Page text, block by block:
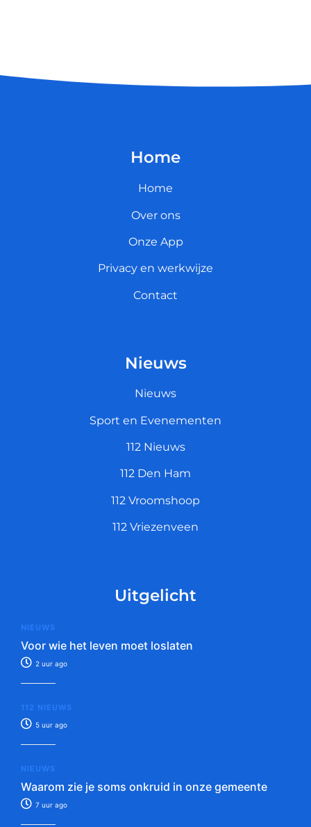
Home
Home
Over ons
Onze App
Privacy en werkwijze
Contact
Nieuws
Nieuws
Sport en Evenementen
112 Nieuws
112 Den Ham
112 Vroomshoop
112 Vriezenveen
Uitgelicht
NIEUWS
Voor wie het leven moet loslaten
2 uur ago
112 NIEUWS
5 uur ago
NIEUWS
Waarom zie je soms onkruid in onze gemeente
7 uur ago